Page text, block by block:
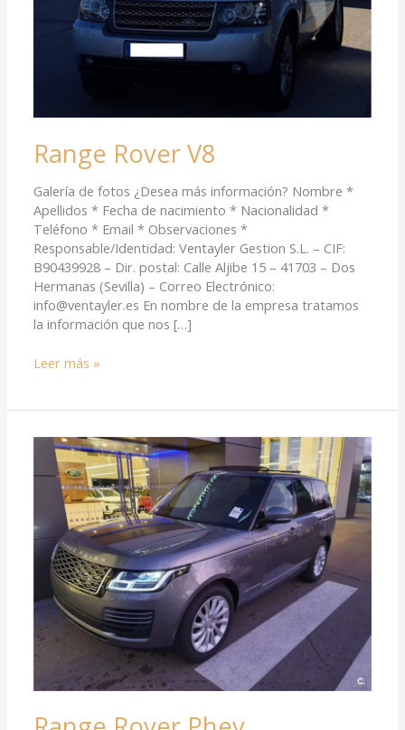
Range Rover V8
Galería de fotos ¿Desea más información? Nombre *
Apellidos * Fecha de nacimiento * Nacionalidad *
Teléfono * Email * Observaciones *
Responsable/Identidad: Ventayler Gestion S.L. – CIF:
B90439928 – Dir. postal: Calle Aljibe 15 – 41703 – Dos
Hermanas (Sevilla) – Correo Electrónico:
info@ventayler.es En nombre de la empresa tratamos
la información que nos […]
Leer más »
Range
Rover
Phev